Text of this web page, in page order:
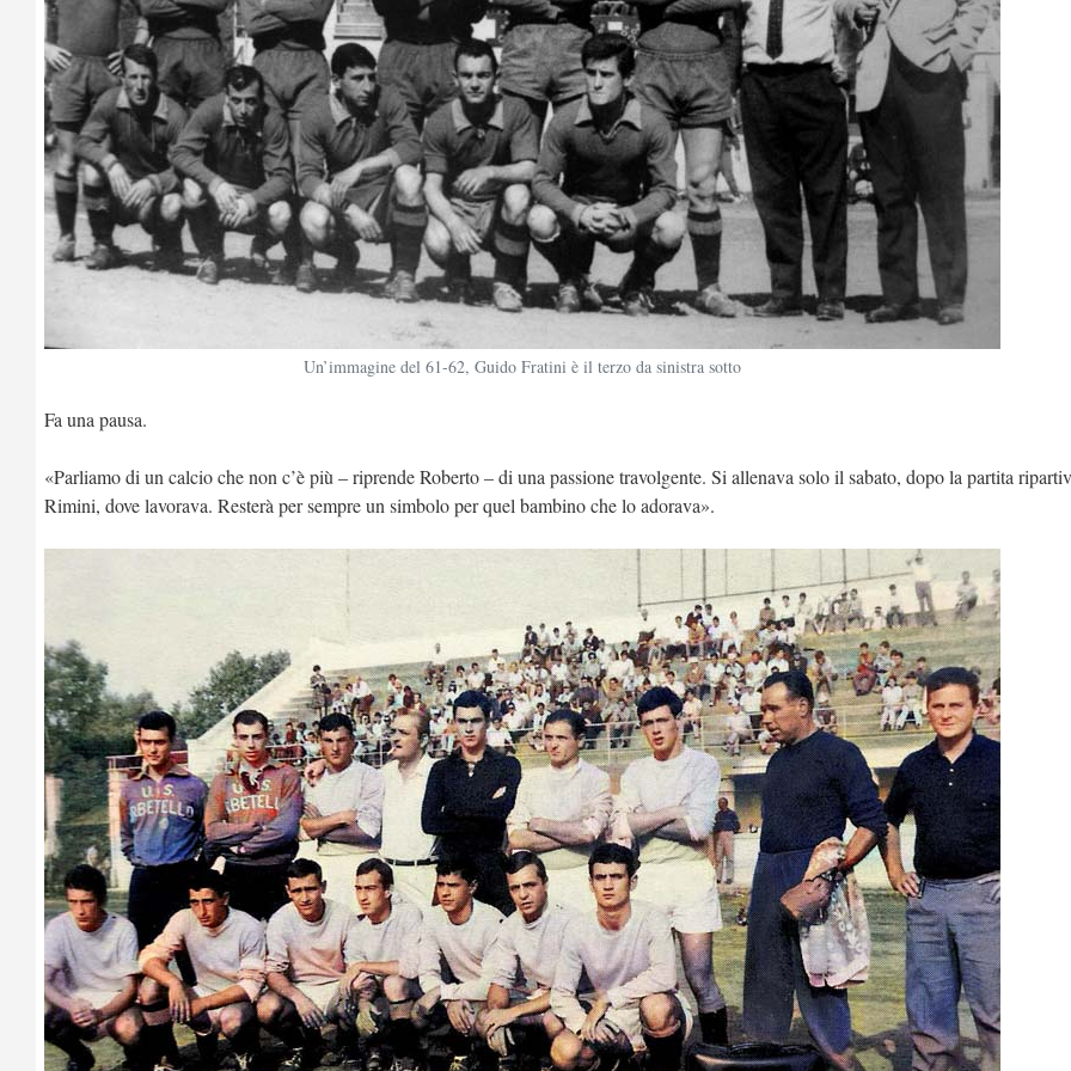
Un’immagine del 61-62, Guido Fratini è il terzo da sinistra sotto
Fa una pausa.
«Parliamo di un calcio che non c’è più – riprende Roberto – di una passione travolgente. Si allenava solo il sabato, dopo la partita
Rimini, dove lavorava. Resterà per sempre un simbolo per quel bambino che lo adorava».